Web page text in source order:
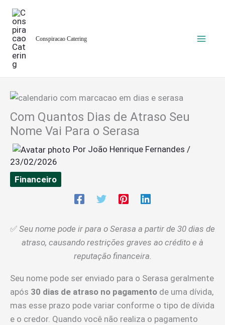
para
conteúdo
Conspiracao Catering
Com Quantos Dias de Atraso Seu
Nome Vai Para o Serasa
Por João Henrique Fernandes /
23/02/2026
Financeiro
✅ Seu nome pode ir para o Serasa a partir de 30 dias de
atraso, causando restrições graves ao crédito e à
reputação financeira.
Seu nome pode ser enviado para o Serasa geralmente
após 30 dias de atraso no pagamento de uma dívida,
mas esse prazo pode variar conforme o tipo de dívida
e o credor. Quando você não realiza o pagamento